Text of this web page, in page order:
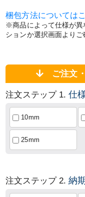
梱包方法については
※商品によって仕様が異
ションか選択画面よりご
ご注文
注文ステップ 1.仕
10mm
25mm
注文ステップ 2.納